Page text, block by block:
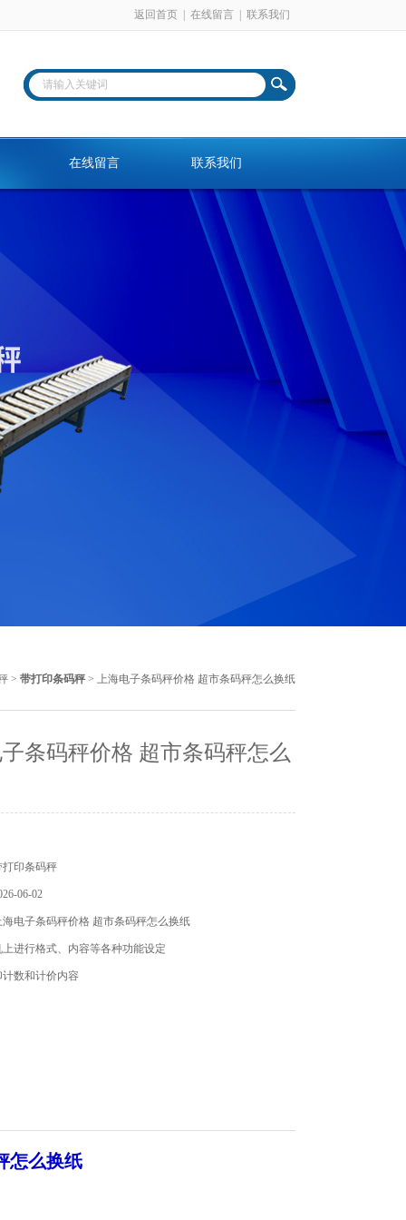
返回首页 在线留言 联系我们
在线留言 联系我们
> 带打印条码秤> 上海电子条码秤价格 超市条码秤怎么换纸
条码秤价格 超市条码秤怎么
印条码秤
06-02
电子条码秤价格 超市条码秤怎么换纸
进行格式、内容等各种功能设定
数和计价内容
怎么换纸